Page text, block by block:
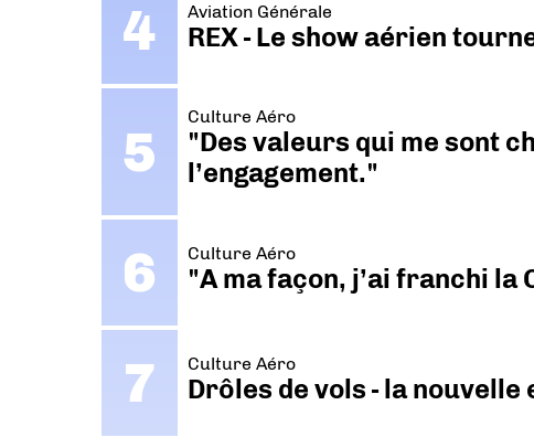
Aviation Générale
REX - Le show aérien
Culture Aéro
"Des valeurs qui me sont
l’engagement."
Culture Aéro
"A ma façon, j’ai franchi
Culture Aéro
Drôles de vols - la